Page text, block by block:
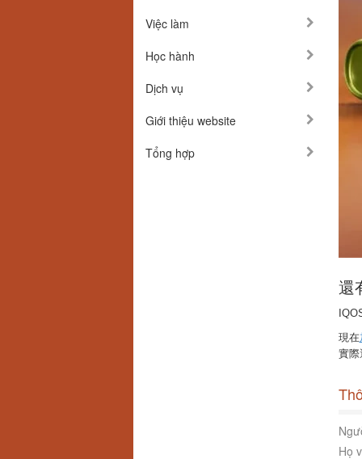
Việc làm
Học hành
Dịch vụ
Giới thiệu website
Tổng hợp
還
現在
實際
Họ